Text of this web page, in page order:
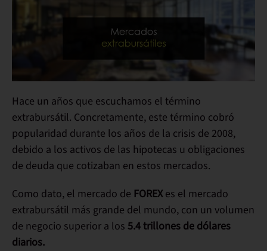
Hace un años que escuchamos el término
extrabursátil. Concretamente, este término cobró
popularidad durante los años de la crisis de 2008,
debido a los activos de las hipotecas u obligaciones
de deuda que cotizaban en estos mercados.
Como dato, el mercado de FOREXes el mercado
extrabursátil más grande del mundo, con un volumen
de negocio superior a los 5.4 trillones de dólares
diarios.